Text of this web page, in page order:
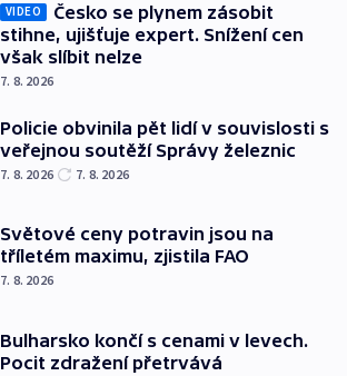
VIDEO
Česko se plynem zásobit
stihne, ujišťuje expert. Snížení cen
však slíbit nelze
7. 8. 2026
Policie obvinila pět lidí v souvislosti s
veřejnou soutěží Správy železnic
7. 8. 2026 7. 8. 2026
Světové ceny potravin jsou na
tříletém maximu, zjistila FAO
7. 8. 2026
Bulharsko končí s cenami v levech.
Pocit zdražení přetrvává